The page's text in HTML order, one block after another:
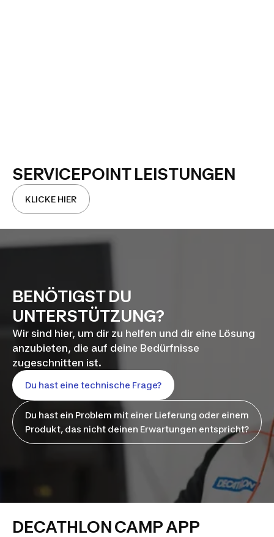
SERVICEPOINT LEISTUNGEN
KLICKE HIER
BENÖTIGST DU
UNTERSTÜTZUNG?
Wir sind hier, um dir zu helfen und dir eine Lösung
anzubieten, die auf deine Bedürfnisse
zugeschnitten ist.
Du hast eine technische Frage?
Du hast ein Problem mit einer Lieferung oder einem
Produkt, das nicht deinen Erwartungen entspricht?
DECATHLON CAMP APP